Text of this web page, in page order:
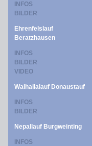
INFOS
BILDER
Ehrenfelslauf
Beratzhausen
INFOS
BILDER
VIDEO
Walhallalauf Donaustauf
INFOS
BILDER
Nepallauf Burgweinting
INFOS